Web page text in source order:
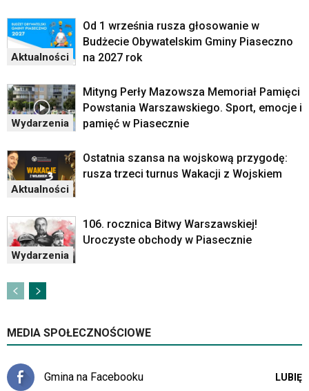
Aktualności
Od 1 września rusza głosowanie w
Budżecie Obywatelskim Gminy Piaseczno
na 2027 rok
Wydarzenia
Mityng Perły Mazowsza Memoriał Pamięci
Powstania Warszawskiego. Sport, emocje i
pamięć w Piasecznie
Aktualności
Ostatnia szansa na wojskową przygodę:
rusza trzeci turnus Wakacji z Wojskiem
Wydarzenia
106. rocznica Bitwy Warszawskiej!
Uroczyste obchody w Piasecznie
MEDIA SPOŁECZNOŚCIOWE
Gmina na Facebooku LUBIĘ